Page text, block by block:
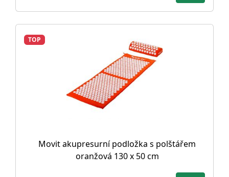
TOP
Movit akupresurní podložka s polštářem
oranžová 130 x 50 cm